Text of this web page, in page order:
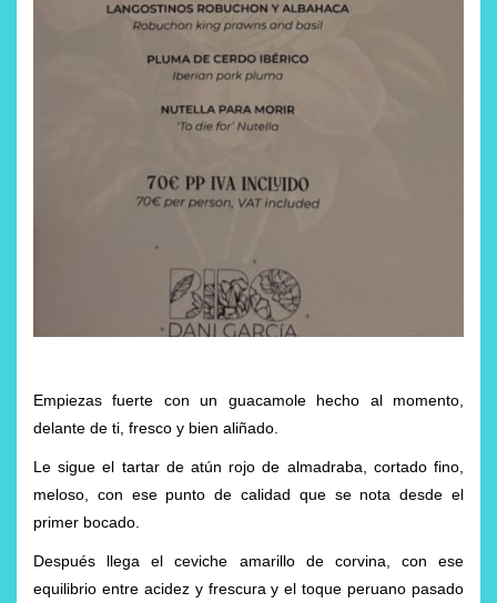
Empiezas fuerte con un guacamole hecho al momento,
delante de ti, fresco y bien aliñado.
Le sigue el tartar de atún rojo de almadraba, cortado fino,
meloso, con ese punto de calidad que se nota desde el
primer bocado.
Después llega el ceviche amarillo de corvina, con ese
equilibrio entre acidez y frescura y el toque peruano pasado